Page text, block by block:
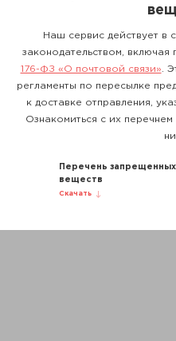
Наш сервис действует в
законодательством,
176-ФЗ «О почтовой связи» .
регламенты по пересылке
к доставке отправления,
Ознакомиться с их
Перечень
веществ
Скачать